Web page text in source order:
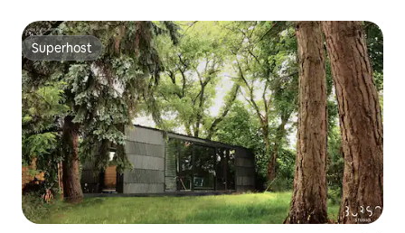
Superhost
Superhost